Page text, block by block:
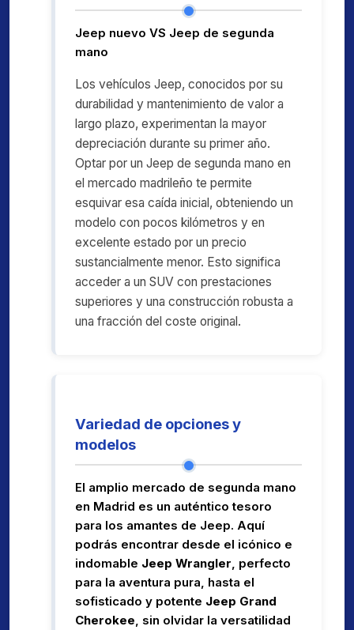
Jeep nuevo VS Jeep de segunda
mano
Los vehículos Jeep, conocidos por su
durabilidad y mantenimiento de valor a
largo plazo, experimentan la mayor
depreciación durante su primer año.
Optar por un Jeep de segunda mano en
el mercado madrileño te permite
esquivar esa caída inicial, obteniendo un
modelo con pocos kilómetros y en
excelente estado por un precio
sustancialmente menor. Esto significa
acceder a un SUV con prestaciones
superiores y una construcción robusta a
una fracción del coste original.
Variedad de opciones y
modelos
El amplio mercado de segunda mano
en Madrid es un auténtico tesoro
para los amantes de Jeep. Aquí
podrás encontrar desde el icónico e
indomable Jeep Wrangler , perfecto
para la aventura pura, hasta el
sofisticado y potente Jeep Grand
Cherokee , sin olvidar la versatilidad